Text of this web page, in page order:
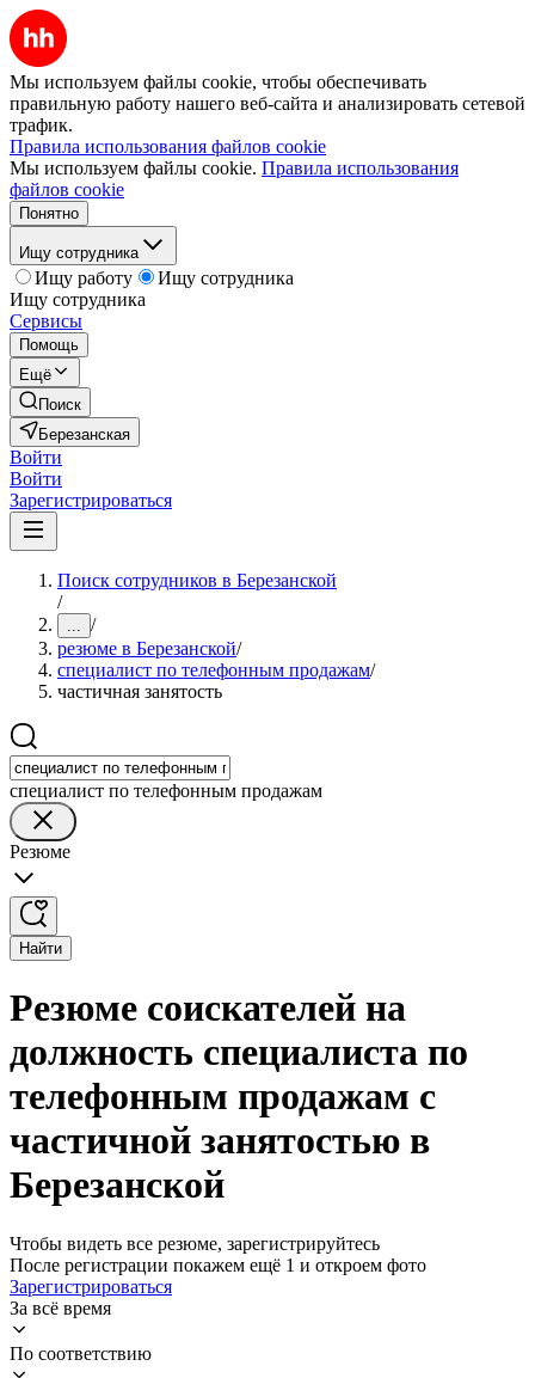
Мы используем файлы cookie, чтобы обеспечивать
правильную работу нашего веб-сайта и анализировать сетевой
трафик.
Правила использования файлов cookie
Мы используем файлы cookie. Правила использования
файлов cookie
Понятно
Ищу сотрудника
Ищу работу
Ищу сотрудника
Ищу сотрудника
Сервисы
Помощь
Ещё
Поиск
Березанская
Войти
Войти
Зарегистрироваться
Поиск сотрудников в Березанской
/
... /
резюме в Березанской/
специалист по телефонным продажам/
частичная занятость
специалист по телефонным продажам
Резюме
Найти
Резюме соискателей на
должность специалиста по
телефонным продажам с
частичной занятостью в
Березанской
Чтобы видеть все резюме, зарегистрируйтесь
После регистрации покажем ещё 1 и откроем фото
Зарегистрироваться
За всё время
По соответствию